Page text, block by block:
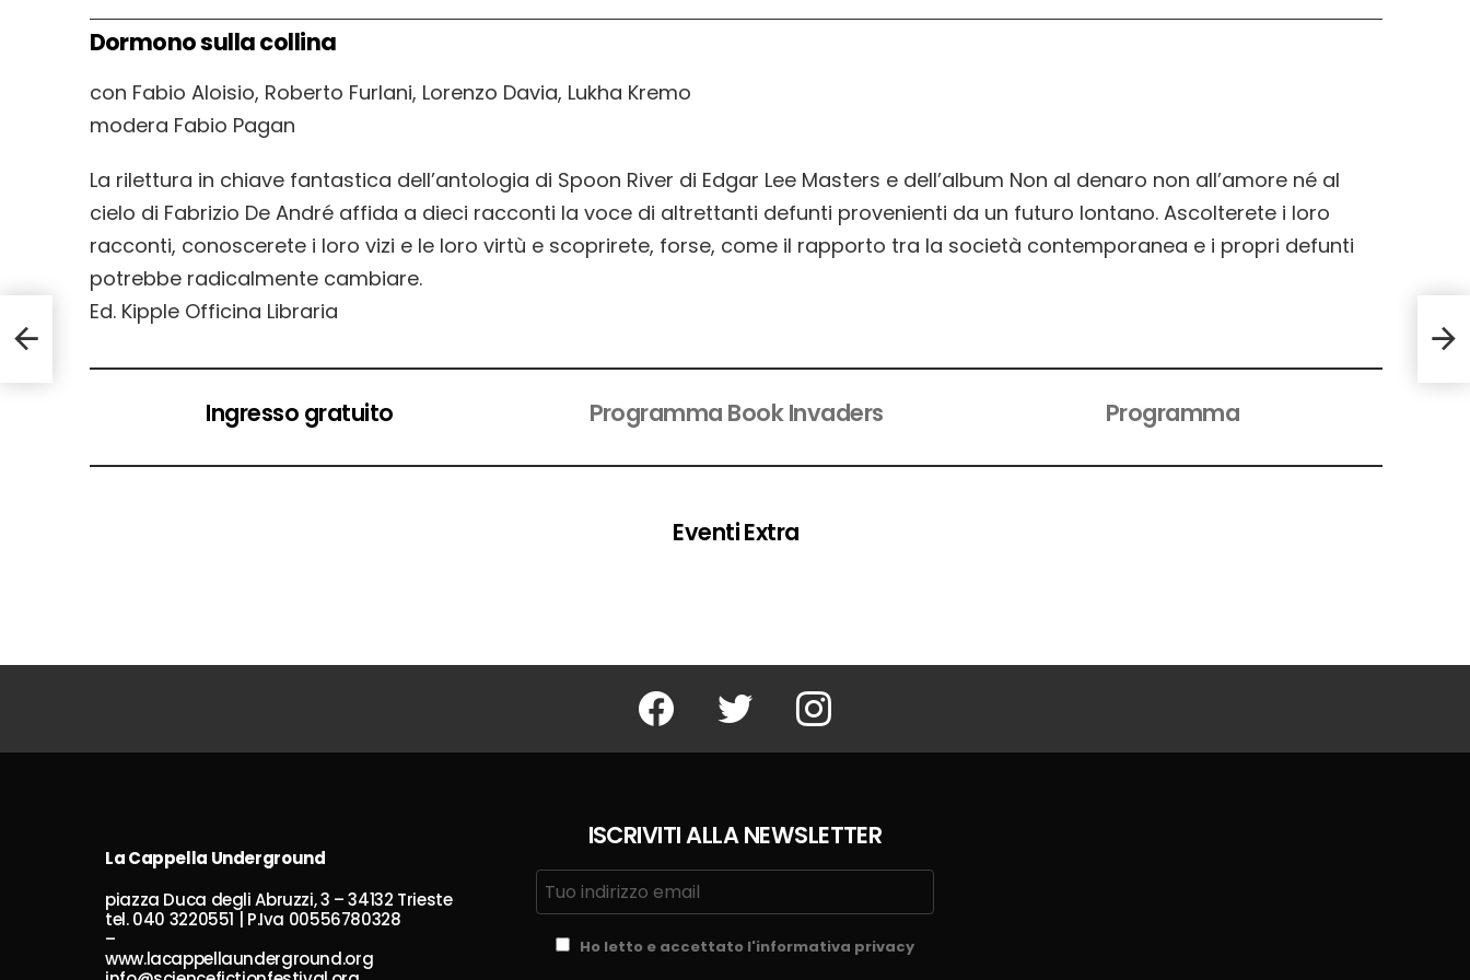
Dormono sulla collina
con Fabio Aloisio, Roberto Furlani, Lorenzo Davia, Lukha Kremo
modera Fabio Pagan
La rilettura in chiave fantastica dell’antologia di Spoon River di Edgar Lee Masters e dell’album Non al denaro non all’amore né al
cielo di Fabrizio De André affida a dieci racconti la voce di altrettanti defunti provenienti da un futuro lontano. Ascolterete i loro
racconti, conoscerete i loro vizi e le loro virtù e scoprirete, forse, come il rapporto tra la società contemporanea e i propri defunti
potrebbe radicalmente cambiare.
Ed. Kipple Officina Libraria
Ingresso gratuito Programma Book Invaders Programma
Eventi Extra
Facebook Twitter Instagram
La Cappella Underground
piazza Duca degli Abruzzi, 3 – 34132 Trieste
tel. 040 3220551 | P.Iva 00556780328
–
www.lacappellaunderground.org
ISCRIVITI ALLA NEWSLETTER
Ho letto e accettato l'informativa privacy